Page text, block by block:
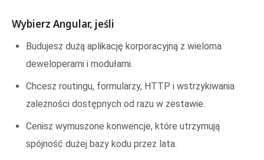
Wybierz Angular, jeśli
Budujesz dużą aplikację korporacyjną z wieloma
deweloperami i modułami.
Chcesz routingu, formularzy, HTTP i wstrzykiwania
zależności dostępnych od razu w zestawie.
Cenisz wymuszone konwencje, które utrzymują
spójność dużej bazy kodu przez lata.